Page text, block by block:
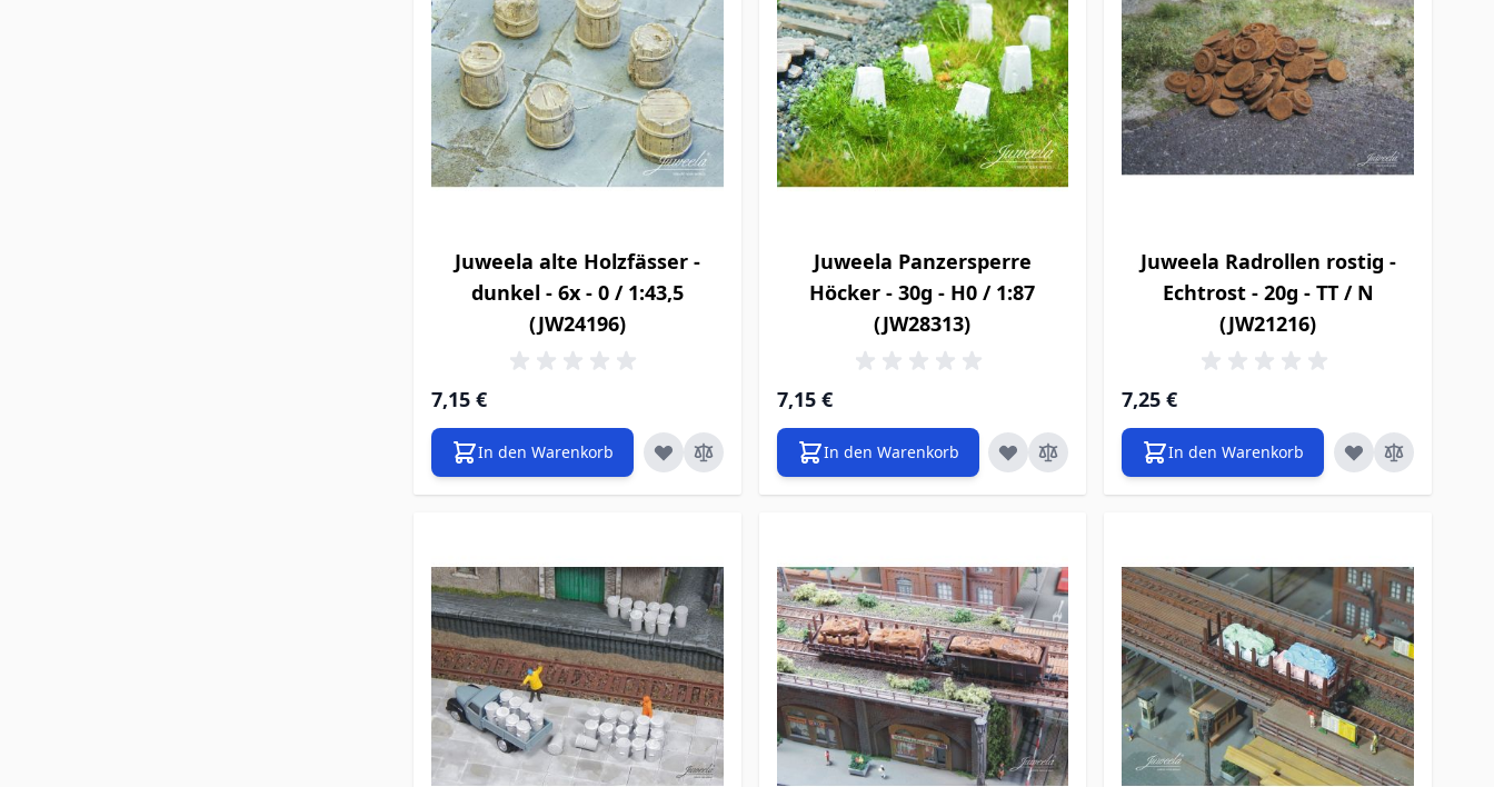
Juweela alte Holzfässer -
dunkel - 6x - 0 / 1:43,5
(JW24196)
7,15 €
In den Warenkorb
Juweela Panzersperre
Höcker - 30g - H0 / 1:87
(JW28313)
7,15 €
In den Warenkorb
Juweela Radrollen rostig -
Echtrost - 20g - TT / N
(JW21216)
7,25 €
In den Warenkorb